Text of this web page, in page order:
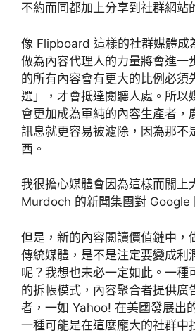
不約而同都加上分享到社群網站
像 Flipboard 這樣的社群媒體成
做為內容代理人的力量將會進一
的所有內容會有更大的比例必須
選」，才會抵達閱聽人處。所以
會更加成為單純的內容生產者，
訊息就更容易被濾除，因為那不
西。
我很擔心媒體會因為這樣而關上
Murdoch 的新聞集團對 Google
但是，新的內容閱讀價值鏈中，
傳統媒體，是不是注定要變成利
呢？我想也未必一定如此。一種
的拆帳模式，內容聚合者提供廣
者，一如 Yahoo! 在美國發展出
一種可能是在這麼龐大的社群中